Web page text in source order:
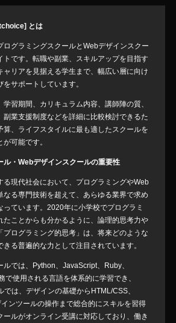
とは
ログラミングスクールとWebデザインスクー
トです。転職や副業、スキルアップを目指す
ャリアを見据える学生まで、幅広い層に向け
サポートしています。
習期間、カリキュラム内容、講師陣の質、
副業支援制度などを詳細に比較検討できるた
算、ライフスタイルに最も適したスクールを
可能です。
ル・Webデザインスクールの重要性
る現代社会において、プログラミングやWeb
なる専門技術を超えて、あらゆる業界で求め
っています。2020年に小学校でプログラミ
たことからも分かるように、論理的思考力や
プログラミング的思考」は、将来どのような
る普遍的な力として注目されています。
ルでは、Python、JavaScript、Ruby、
で使用される言語を体系的に学習でき、
は、デザインの基礎からHTML/CSS、
ンツールの操作まで総合的にスキルを習得
ールがオンライン受講に対応しており、働き